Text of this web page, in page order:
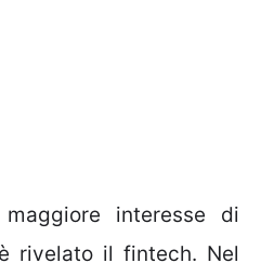
interesse di
rivelato il fintech. Nel